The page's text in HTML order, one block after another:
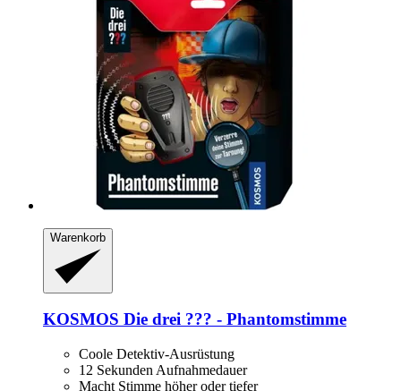
Warenkorb
KOSMOS Die drei ??? -​ Phantomstimme
Coole Detektiv-Ausrüstung
12 Sekunden Aufnahmedauer
Macht Stimme höher oder tiefer